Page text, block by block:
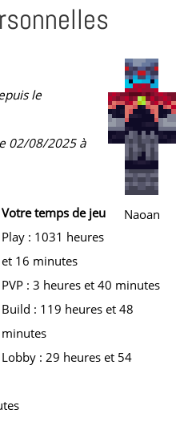
Naoan
le
02/08/2025 à
Votre temps de jeu
Play : 1031 heures
et 16 minutes
PVP : 3 heures et 40 minutes
Build : 119 heures et 48
minutes
Lobby : 29 heures et 54